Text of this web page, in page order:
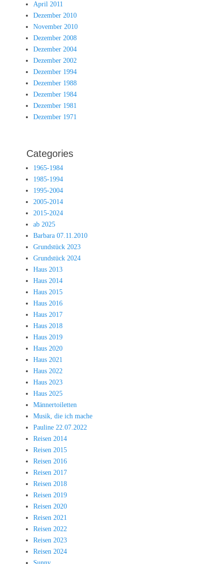
April 2011
Dezember 2010
November 2010
Dezember 2008
Dezember 2004
Dezember 2002
Dezember 1994
Dezember 1988
Dezember 1984
Dezember 1981
Dezember 1971
Categories
1965-1984
1985-1994
1995-2004
2005-2014
2015-2024
ab 2025
Barbara 07.11.2010
Grundstück 2023
Grundstück 2024
Haus 2013
Haus 2014
Haus 2015
Haus 2016
Haus 2017
Haus 2018
Haus 2019
Haus 2020
Haus 2021
Haus 2022
Haus 2023
Haus 2025
Männertoiletten
Musik, die ich mache
Pauline 22.07.2022
Reisen 2014
Reisen 2015
Reisen 2016
Reisen 2017
Reisen 2018
Reisen 2019
Reisen 2020
Reisen 2021
Reisen 2022
Reisen 2023
Reisen 2024